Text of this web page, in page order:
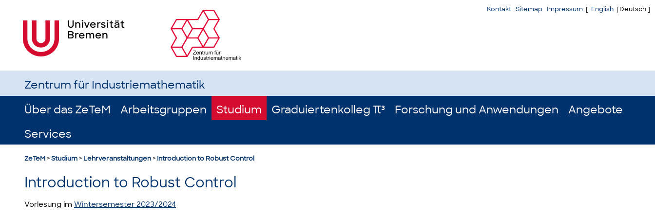
Zentrum für Industriemathematik
Über das ZeTeM
Arbeitsgruppen Studium Graduiertenkolleg π³ Forschung und Anwendungen
Angebote
Services
ZeTeM>Studium> Lehrveranstaltungen> Introduction to Robust Control
Kontakt Sitemap Impressum [ English | Deutsch ]
Introduction to Robust Control
Vorlesung im Wintersemester 2023/2024